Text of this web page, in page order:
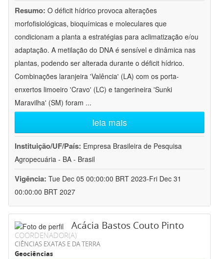
Resumo: O déficit hídrico provoca alterações
morfofisiológicas, bioquímicas e moleculares que
condicionam a planta a estratégias para aclimatização e/ou
adaptação. A metilação do DNA é sensível e dinâmica nas
plantas, podendo ser alterada durante o déficit hídrico.
Combinações laranjeira 'Valência' (LA) com os porta-
enxertos limoeiro 'Cravo' (LC) e tangerineira 'Sunki
Maravilha' (SM) foram ...
leia mais
Instituição/UF/País: Empresa Brasileira de Pesquisa
Agropecuária - BA - Brasil
Vigência: Tue Dec 05 00:00:00 BRT 2023-Fri Dec 31
00:00:00 BRT 2027
Acácia Bastos Couto Pinto
COORDENADOR(A)
CIÊNCIAS EXATAS E DA TERRA
Geociências